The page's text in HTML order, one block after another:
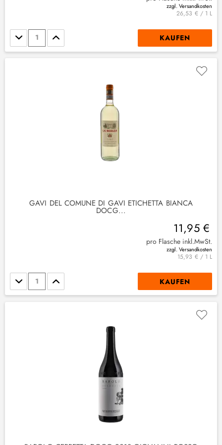
zzgl. Versandkosten
26,53 € / 1 L
Stückzahl KAUFEN
GAVI DEL COMUNE DI GAVI ETICHETTA BIANCA
DOCG...
11,95 €
pro Flasche inkl.MwSt.
zzgl. Versandkosten
15,93 € / 1 L
Stückzahl KAUFEN